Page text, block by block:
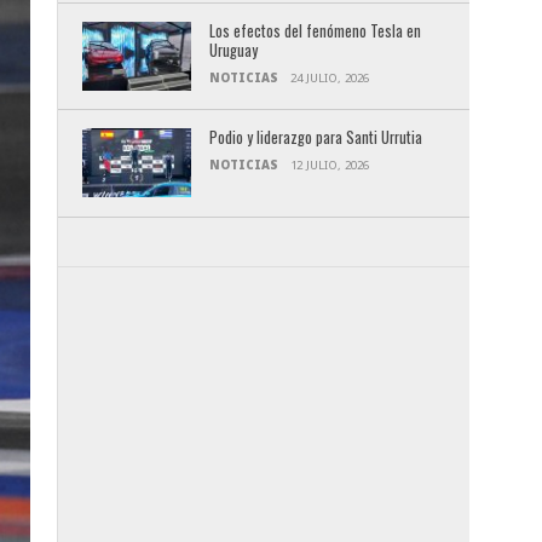
Los efectos del fenómeno Tesla en
Uruguay
NOTICIAS 24 JULIO, 2026
Podio y liderazgo para Santi Urrutia
NOTICIAS 12 JULIO, 2026